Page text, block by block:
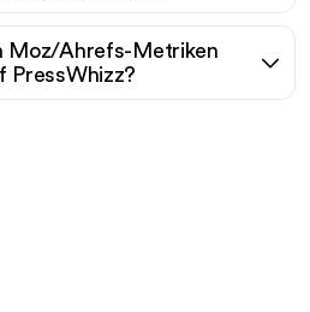
Moz/Ahrefs-Metriken
PressWhizz?